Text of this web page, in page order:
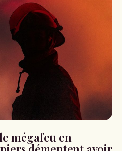
mégafeu en